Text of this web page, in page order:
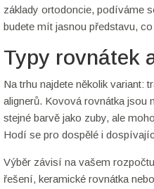
základy ortodoncie, podíváme
budete mít jasnou představu,
Typy rovnátek
Na trhu najdete několik variant:
alignerů. Kovová rovnátka jsou
stejné barvě jako zuby, ale
Hodí se pro dospělé i
Výběr závisí na vašem
řešení, keramické rovnátka